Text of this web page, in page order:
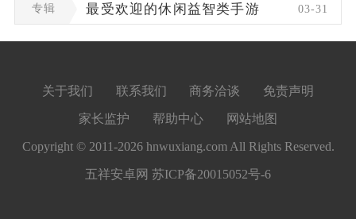
专辑 最受欢迎的休闲益智类手游 03-31
关于我们 联系我们 商务洽谈 免责声明
家长监护 帮助中心 网站地图
Copyright © 2011-2026 hnwuxiang.com All Rights Reserved.
五祥安卓网 苏ICP备20015052号-6